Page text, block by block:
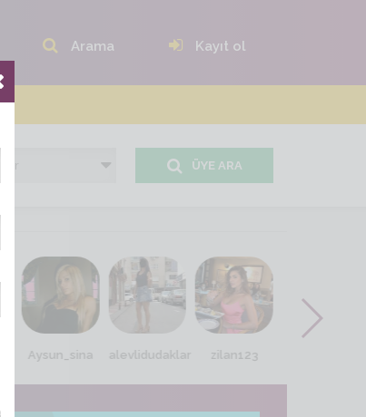
Arama Kayıt ol
ÜYE ARA
Aysun_sina alevlidudaklar zilan123